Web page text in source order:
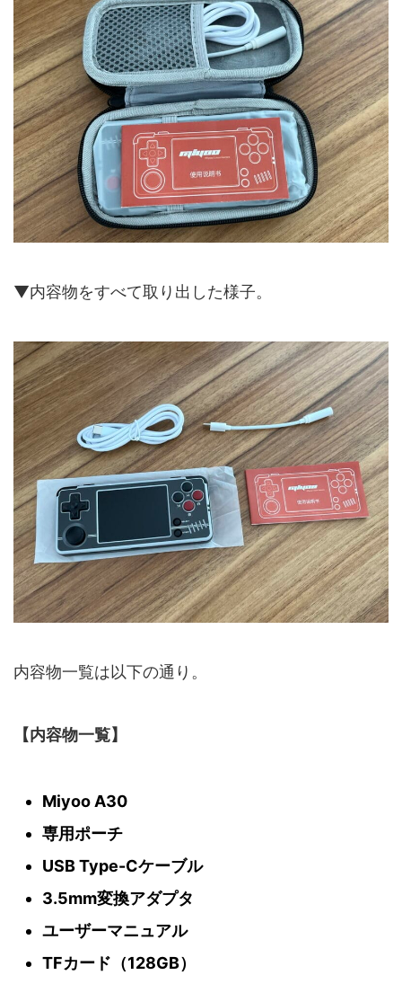
▼内容物をすべて取り出した様子。
内容物一覧は以下の通り。
【内容物一覧】
Miyoo A30
専用ポーチ
USB Type-Cケーブル
3.5mm変換アダプタ
ユーザーマニュアル
TFカード（128GB）